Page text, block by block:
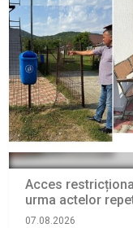
Acces
urma actelor
07.08.2026